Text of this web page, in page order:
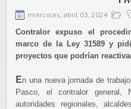
miércoles, abril 03, 2024
Contralor expuso el
marco de la Ley 31589 y
proyectos que podrían
En una nueva jornada de
Pasco, el contralor general,
autoridades regionales,